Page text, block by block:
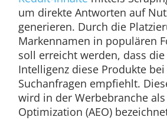
um direkte Antworten auf
generieren. Durch die
Markennamen in populären
soll erreicht werden, dass
Intelligenz diese Produkte
Suchanfragen empfiehlt.
wird in der Werbebranche
Optimization (AEO)